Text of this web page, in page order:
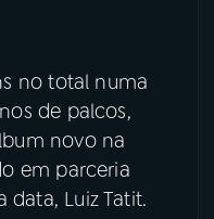
no total numa
de palcos,
novo na
em parceria
Luiz Tatit.